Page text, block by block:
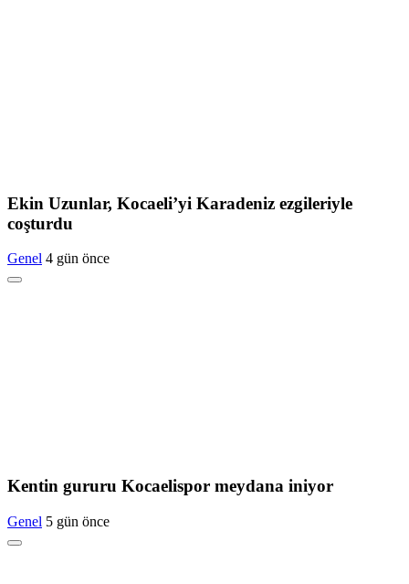
Ekin Uzunlar, Kocaeli’yi Karadeniz ezgileriyle
coşturdu
Genel 4 gün önce
Kentin gururu Kocaelispor meydana iniyor
Genel 5 gün önce